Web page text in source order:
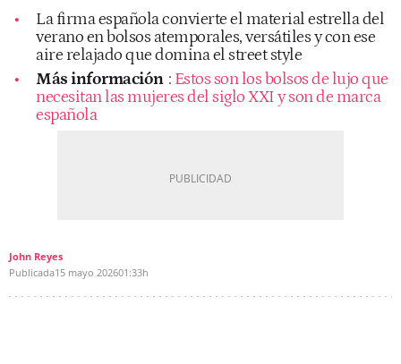
La firma española convierte el material estrella del
verano en bolsos atemporales, versátiles y con ese
aire relajado que domina el street style
Más información : Estos son los bolsos de lujo que
necesitan las mujeres del siglo XXI y son de marca
española
John Reyes
Publicada15 mayo 202601:33h